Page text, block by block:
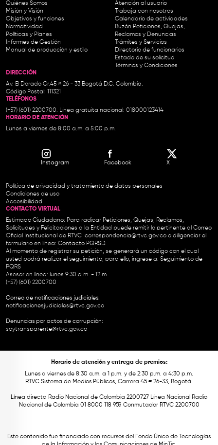
Quiénes Somos
Misión y Visión
Objetivos y funciones
Normatividad
Políticas y Planes
Informes de Gestión
Manual de producción y estilo
Atención al usuario
Trabaja con nosotros
Calendario de actividades
Buzón Peticiones, Quejas,
Reclamos y Denuncias
Trámites y Servicios
Directorio de funcionarios
Estado de su solicitud
Términos y Condiciones
DIRECCIÓN
Av. El Dorado Cr.45 # 26 - 33 Bogotá D.C. Colombia.
Código Postal: 111321
TELÉFONOS
(+57) (601) 2200700. Línea gratuita nacional: 018000123414
HORARIO DE ATENCIÓN
Lunes a viernes de 8:00 a.m. a 5:00 p.m.
Instagram Facebook X
Política de privacidad y tratamiento de datos personales
Condiciones de uso
Accesibilidad
CONTACTO VIRTUAL
Estimado Ciudadano: Para radicar Peticiones, Quejas, Reclamos,
Solicitudes y Felicitaciones a la Entidad puede remitir lo pertinente al Correo
Oficial Institucional de RTVC correspondencia@rtvc.gov.co o diligenciar el
formulario en línea: Contacto PQRSD.
Al momento de registrar su petición, se generará un código con el cual
usted podrá realizar el seguimiento, para ello, ingrese a: Seguimiento de
PQRS
Asesor en línea: lunes 9:30 a.m. - 12 m.
(+57) (601) 2200700
Correo de notificaciones judiciales:
notificacionesjudiciales@rtvc.gov.co
Denuncias por actos de corrupción:
soytransparente@rtvc.gov.co
Horario de atención y entrega de premios:
Lunes a viernes de 8:30 a.m. a 1 p.m. y de 2:30 p.m. a 4:30 p.m.
RTVC Sistema de Medios Públicos, Carrera 45 # 26-33, Bogotá.
Línea directa Radio Nacional de Colombia 2200727 Línea Nacional Radio
Nacional de Colombia 01 8000 118 959. Conmutador RTVC 2200700
Este contenido fue financiado con recursos del Fondo Único de Tecnologías